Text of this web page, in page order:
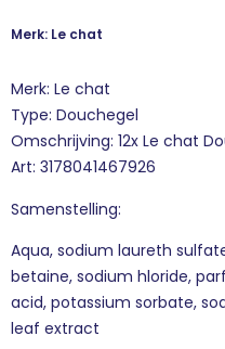
Merk: Le chat
Merk: Le chat
Type: Douchegel
Omschrijving: 12x Le chat
Art: 3178041467926
Samenstelling:
Aqua, sodium laureth
betaine, sodium hloride,
acid, potassium sorbate,
leaf extract